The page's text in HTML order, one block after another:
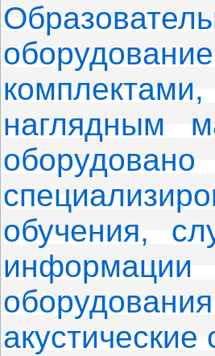
наглядным
обучения,
информации